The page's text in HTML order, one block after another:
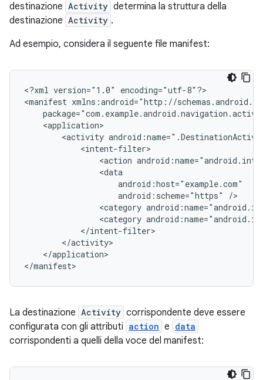
destinazione Activity determina la struttura della
destinazione Activity .
Ad esempio, considera il seguente file manifest:
<?xml version="1.0"
encoding="utf-8"?>
<manifest
<activity
<action
android:scheme="https"
<category
<category
</application>
La destinazione Activity corrispondente deve essere
configurata con gli attributi action e data
corrispondenti a quelli della voce del manifest: